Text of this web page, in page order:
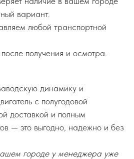
вариант.
любой транспортной
получения и осмотра.
динамику и
с полугодовой
доставкой и полным
— это выгодно, надежно и без
городе у менеджера уже